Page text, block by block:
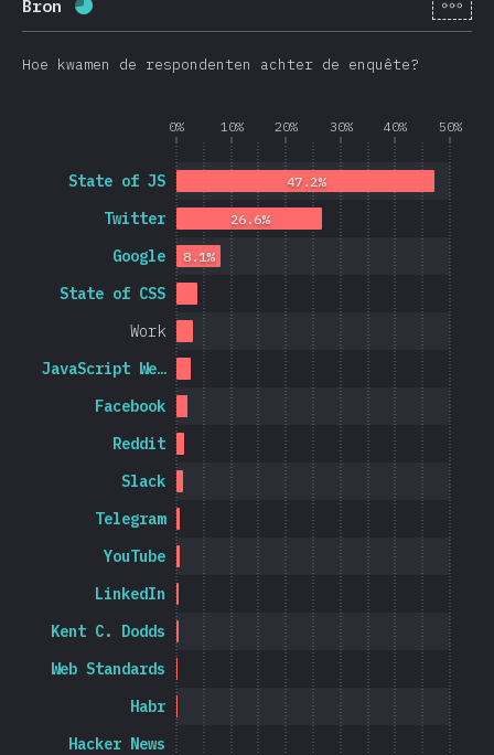
Bron Voltooiingspercentage:
Hoe kwamen de respondenten achter de enquête?
0% 10% 20% 30% 40% 50%
Hacker News
Habr
Web Standards
Kent C. Dodds
LinkedIn
YouTube
Telegram
Slack
Reddit
Facebook
JavaScript We…
Work
State of CSS
Google
Twitter
State of JS
8.1%
26.6%
47.2%